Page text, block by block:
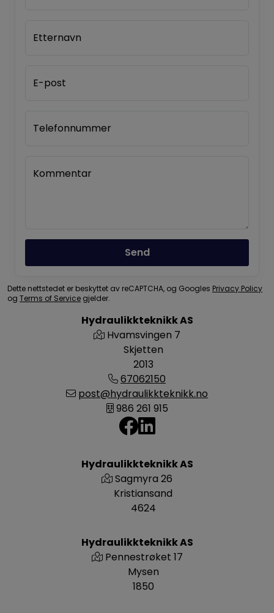
Hydraulikkteknikk AS
Hvamsvingen 7
Skjetten
2013
67062150
post@hydraulikkteknikk.no
986 261 915
Hydraulikkteknikk AS
Pennestrøket 17
Mysen
1850
Hydraulikkteknikk AS
Sagmyra 26
Kristiansand
4624
Etternavn
E-post
Telefonnummer
Kommentar
Send
Dette nettstedet er beskyttet av reCAPTCHA, og Googles Privacy Policy
og Terms of Service gjelder.